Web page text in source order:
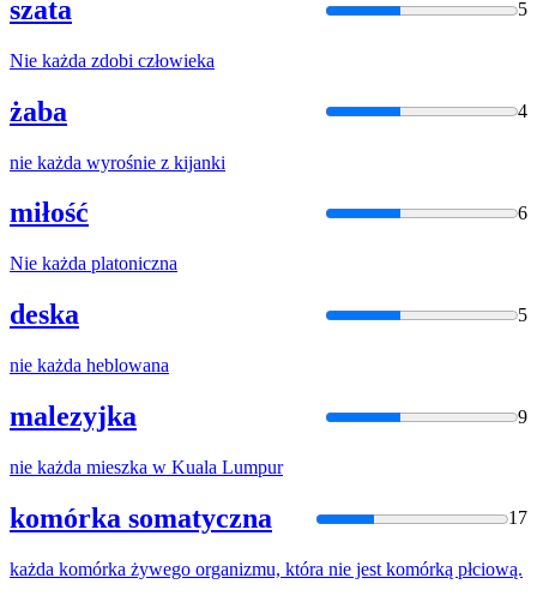
szata 5
Nie każda zdobi człowieka
żaba 4
nie każda wyrośnie z kijanki
miłość 6
Nie każda platoniczna
deska 5
nie każda heblowana
malezyjka 9
nie każda mieszka w Kuala Lumpur
komórka somatyczna 17
każda komórka żywego organizmu, która nie jest komórką płciową.